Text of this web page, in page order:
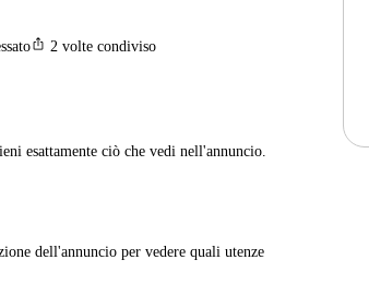
ios_share 2 volte condiviso
esattamente ciò che vedi nell'annuncio.
dell'annuncio per vedere quali utenze